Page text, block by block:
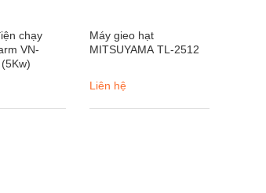
chạy
VN-
Máy gieo hạt
MITSUYAMA TL-2512
Liên hệ